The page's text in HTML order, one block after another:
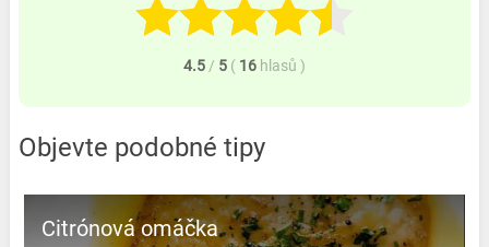
4.5 / 5 ( 16 hlasů )
Objevte podobné tipy
Citrónová omáčka